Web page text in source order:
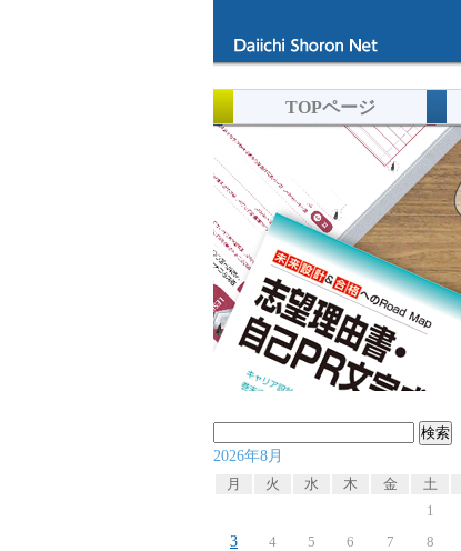
TOPページ
索:
2026年8月
月
火 水 木 金 土
1
3
4 5 6 7 8